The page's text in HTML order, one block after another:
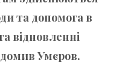
та допомога в
відновленні
Умєров.